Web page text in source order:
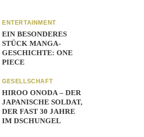
ENTERTAINMENT
EIN BESONDERES
STÜCK MANGA-
GESCHICHTE: ONE
PIECE
GESELLSCHAFT
HIROO ONODA – DER
JAPANISCHE SOLDAT,
DER FAST 30 JAHRE
IM DSCHUNGEL